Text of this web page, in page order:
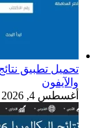
والآيفون
أغسطس 4, 2026